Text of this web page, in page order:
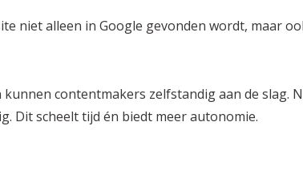
niet alleen in Google gevonden wordt, maar
contentmakers zelfstandig aan de slag.
Dit scheelt tijd én biedt meer autonomie.